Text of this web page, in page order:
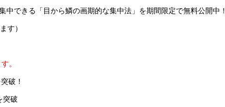
中できる「目から鱗の画期的な集中法」を期間限定で無料公開中！
す）
。
破！
突破